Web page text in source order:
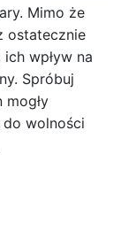
Mimo że
ostatecznie
wpływ na
Spróbuj
do wolności